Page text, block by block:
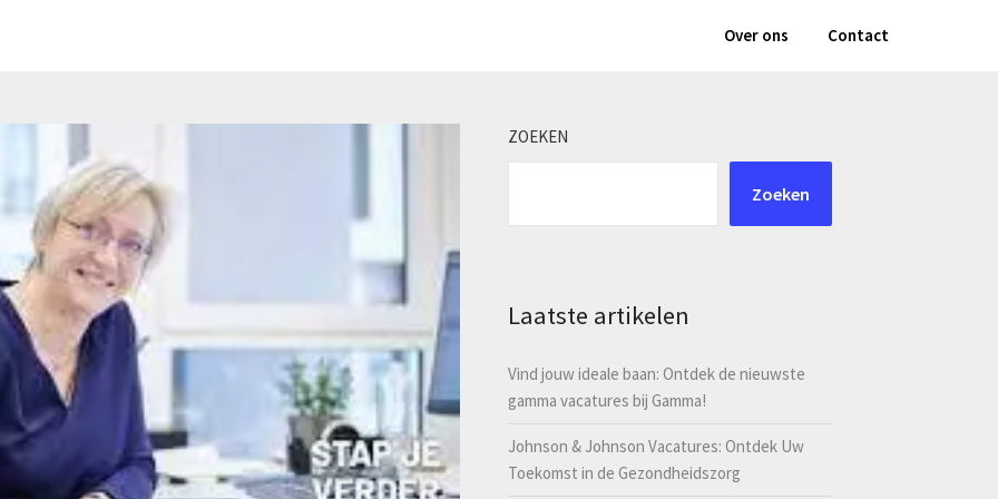
Over ons Contact
ZOEKEN
Zoeken
Laatste artikelen
Vind jouw ideale baan: Ontdek de nieuwste
gamma vacatures bij Gamma!
Johnson & Johnson Vacatures: Ontdek Uw
Toekomst in de Gezondheidszorg